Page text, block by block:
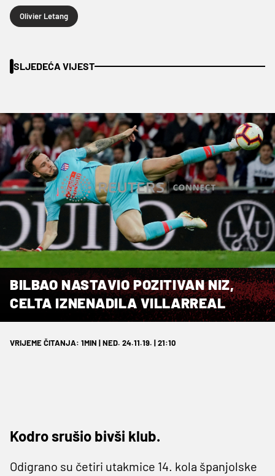
Olivier Letang
SLJEDEĆA VIJEST
BILBAO NASTAVIO POZITIVAN NIZ,
CELTA IZNENADILA VILLARREAL
VRIJEME ČITANJA: 1MIN | NED. 24.11.19. | 21:10
Kodro srušio bivši klub.
Odigrano su četiri utakmice 14. kola španjolske